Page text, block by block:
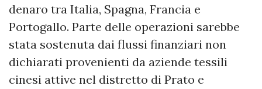
denaro tra Italia, Spagna, Francia e
Portogallo. Parte delle operazioni sarebbe
stata sostenuta dai flussi finanziari non
dichiarati provenienti da aziende tessili
cinesi attive nel distretto di Prato e